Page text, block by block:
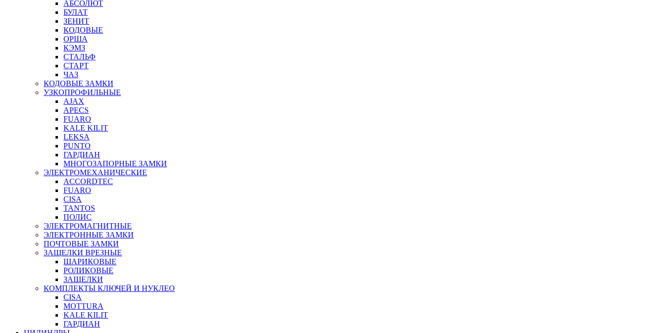
АБСОЛЮТ
БУЛАТ
ЗЕНИТ
КОДОВЫЕ
ОРША
КЭМЗ
СТАЛЬФ
СТАРТ
ЧАЗ
КОДОВЫЕ ЗАМКИ
УЗКОПРОФИЛЬНЫЕ
AJAX
APECS
FUARO
KALE KILIT
LEKSA
PUNTO
ГАРДИАН
МНОГОЗАПОРНЫЕ ЗАМКИ
ЭЛЕКТРОМЕХАНИЧЕСКИЕ
ACCORDTEC
FUARO
CISA
TANTOS
ПОЛИС
ЭЛЕКТРОМАГНИТНЫЕ
ЭЛЕКТРОННЫЕ ЗАМКИ
ПОЧТОВЫЕ ЗАМКИ
ЗАЩЕЛКИ ВРЕЗНЫЕ
ШАРИКОВЫЕ
РОЛИКОВЫЕ
ЗАЩЕЛКИ
КОМПЛЕКТЫ КЛЮЧЕЙ И НУКЛЕО
CISA
MOTTURA
KALE KILIT
ГАРДИАН